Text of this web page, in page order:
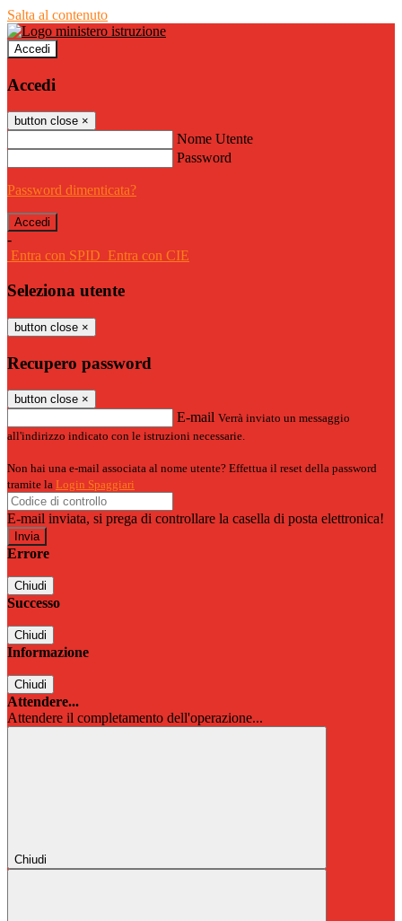
Salta al contenuto
Accedi
Accedi
button close ×
Nome Utente
Password
Password dimenticata?
-
Entra con SPID Entra con CIE
Seleziona utente
button close ×
Recupero password
button close ×
E-mail Verrà inviato un messaggio
all'indirizzo indicato con le istruzioni necessarie.
Non hai una e-mail associata al nome utente? Effettua il reset della password
tramite la Login Spaggiari
E-mail inviata, si prega di controllare la casella di posta elettronica!
Errore
Chiudi
Successo
Chiudi
Informazione
Chiudi
Attendere...
Attendere il completamento dell'operazione...
Chiudi